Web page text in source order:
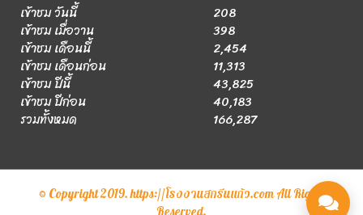
เข้าชม วันนี้
208
เข้าชม เมื่อวาน
398
เข้าชม เดือนนี้
2,454
เข้าชม เดือนก่อน
11,313
เข้าชม ปีนี้
43,825
เข้าชม ปีก่อน
40,183
รวมทั้งหมด
166,287
© Copyright 2019. https://โรงงานสกรีนแก้ว.com All Rights